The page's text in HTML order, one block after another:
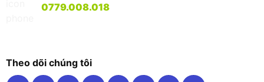
0779.008.018
Theo dõi chúng tôi